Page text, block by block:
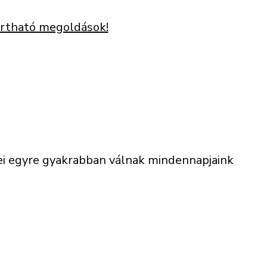
megoldások!
egyre gyakrabban válnak mindennapjaink